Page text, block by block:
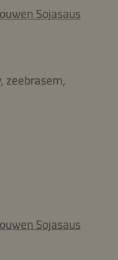
Sojasaus
zeebrasem,
Sojasaus